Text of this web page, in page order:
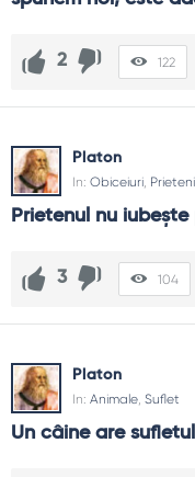
2 122
Platon
In: Obiceiuri,
Prietenul nu
3 104
Platon
In: Animale, Suflet
Un câine are